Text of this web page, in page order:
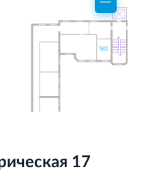
центр Вернисаж в
в центре города
17